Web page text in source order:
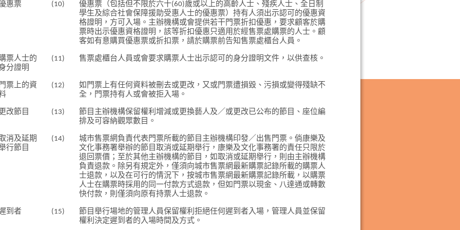
惠票 (10)
優惠票（包括但不限於六十(60)歲或以上的高齡人士、殘疾人士、全日制
學生及綜合社會保障援助受惠人士的優惠票）持有人須出示認可的優惠資
格證明，方可入場。主辦機構或會提供若干門票折扣優惠，要求顧客於購
票時出示優惠資格證明，該等折扣優惠只適用於經售票處購票的人士。顧
客如有意購買優惠票或折扣票，請於購票前告知售票處櫃台人員。
票人士的
分證明
(11) 售票處櫃台人員或會要求購票人士出示認可的身分證明文件，以供查核。
門票上的資
(12)
如門票上有任何資料被刪去或更改，又或門票遭損毀、污損或變得殘缺不
全，門票持有人或會被拒入場。
更改節目 (13)
節目主辦機構保留權利增減或更換藝人及／或更改已公布的節目、座位編
排及可容納觀眾數目。
消及延期
行節目
(14)
城市售票網負責代表門票所載的節目主辦機構印發／出售門票。倘康樂及
文化事務署舉辦的節目取消或延期舉行，康樂及文化事務署的責任只限於
退回票價；至於其他主辦機構的節目，如取消或延期舉行，則由主辦機構
負責退款。除另有規定外，僅須向城市售票網最新購票記錄所載的購票人
士退款，以及在可行的情況下，按城市售票網最新購票記錄所載，以購票
人士在購票時採用的同一付款方式退款，但如門票以現金、八達通或轉數
快付款，則僅須向原有持票人士退款。
到者 (15)
節目舉行場地的管理人員保留權利拒絕任何遲到者入場，管理人員並保留
權利決定遲到者的入場時間及方式。